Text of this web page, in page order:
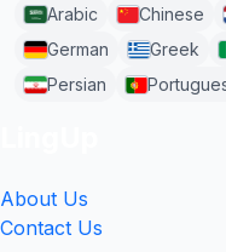
Arabic
Chinese
German
Greek
Persian
About Us
Contact Us